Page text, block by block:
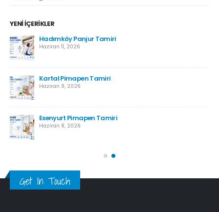
YENI İÇERIKLER
Hadımköy Panjur Tamiri
Haziran 11, 2026
Kartal Pimapen Tamiri
Haziran 8, 2026
Esenyurt Pimapen Tamiri
Haziran 8, 2026
Get In Touch